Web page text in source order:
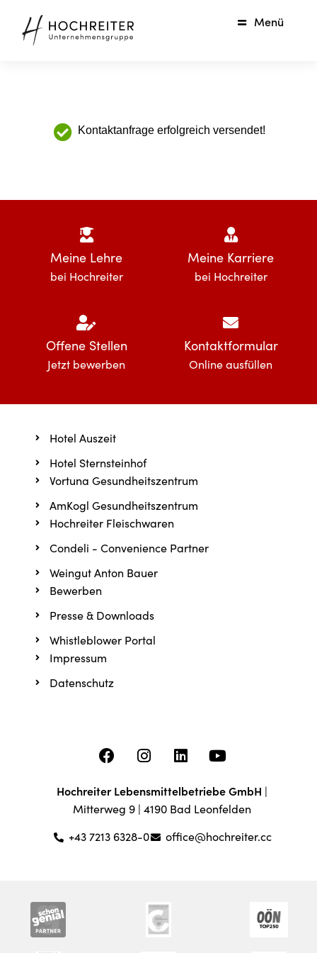
Menü
Kontaktanfrage erfolgreich versendet!
Meine Lehre
bei Hochreiter
Meine Karriere
bei Hochreiter
Offene Stellen
Jetzt bewerben
Kontaktformular
Online ausfüllen
Impressum
Datenschutz
Bewerben
Presse & Downloads
Whistleblower Portal
Hochreiter Fleischwaren
Condeli - Convenience Partner
Weingut Anton Bauer
Vortuna Gesundheitszentrum
AmKogl Gesundheitszentrum
Hotel Auszeit
Hotel Sternsteinhof
Hochreiter Lebensmittelbetriebe GmbH |
Mitterweg 9 | 4190 Bad Leonfelden
+43 7213 6328-0
office@hochreiter.cc